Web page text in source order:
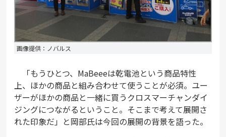
画像提供：ノバルス
「もうひとつ、MaBeeeは乾電池という商品特性
上、ほかの商品と組み合わせて使うことが必須。ユー
ザーがほかの商品と一緒に買うクロスマーチャンダイ
ジングにつながるということ。そこまで考えて展開さ
れた印象だ」と岡部氏は今回の展開の背景を語った。